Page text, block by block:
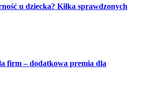
u dziecka? Kilka sprawdzonych
firm – dodatkowa premia dla